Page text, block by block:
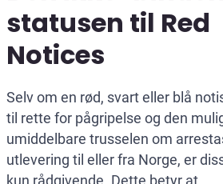
statusen til Red
Notices
Selv om en rød, svart eller blå
til rette for pågripelse og den
umiddelbare trusselen om
utlevering til eller fra Norge, er
kun rådgivende. Dette betyr at